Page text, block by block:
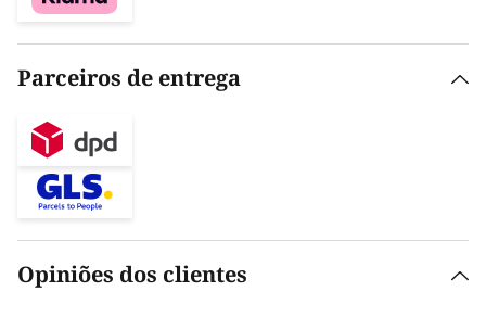
Parceiros de entrega
Opiniões dos clientes